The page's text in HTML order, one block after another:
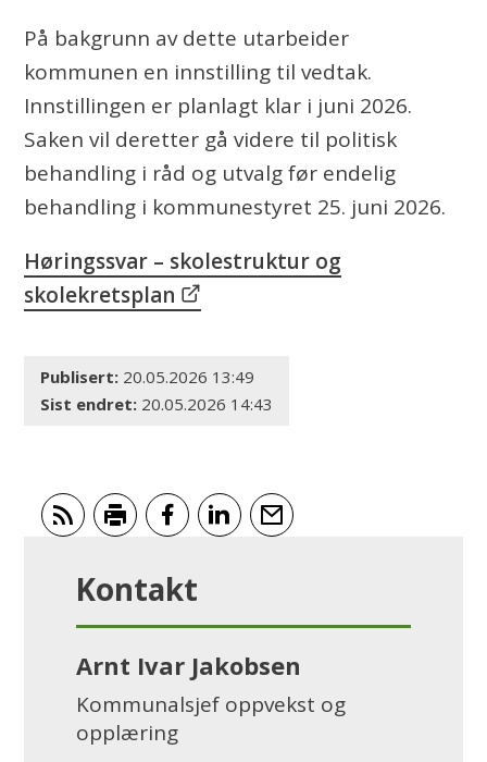
På bakgrunn av dette utarbeider
kommunen en innstilling til vedtak.
Innstillingen er planlagt klar i juni 2026.
Saken vil deretter gå videre til politisk
behandling i råd og utvalg før endelig
behandling i kommunestyret 25. juni 2026.
Høringssvar – skolestruktur og
skolekretsplan
Publisert 20.05.2026 13:49
Sist endret 20.05.2026 14:43
Kontakt
Arnt Ivar Jakobsen
Kommunalsjef oppvekst og
opplæring